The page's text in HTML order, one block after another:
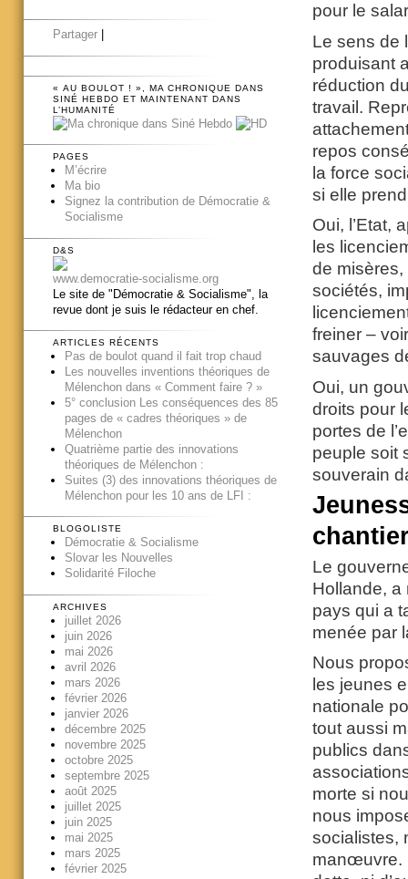
pour le
Le sens de
produisant
réduction
travail.
repos
la force
si elle
Oui, l’Etat,
les
de
sociétés,
freiner –
sauvages
Oui, un
droits pour
portes de
peuple soit
souverain
Le
Hollande,
pays qui a
menée par
Nous
les jeunes
nationale
tout aussi
publics
morte si
nous
socialistes,
manœuvre.
Partager
« AU BOULOT ! », MA CHRONIQUE DANS
SINÉ HEBDO ET MAINTENANT DANS
L’HUMANITÉ
PAGES
M’écrire
Ma bio
Signez la contribution de Démocratie &
Socialisme
D&S
www.democratie-socialisme.org
Le site de "Démocratie & Socialisme", la
revue dont je suis le rédacteur en chef.
ARTICLES RÉCENTS
Pas de boulot quand il fait trop chaud
Les nouvelles inventions théoriques de
Mélenchon dans « Comment faire ? »
5° conclusion Les conséquences des 85
pages de « cadres théoriques » de
Mélenchon
Quatrième partie des innovations
théoriques de Mélenchon :
Suites (3) des innovations théoriques de
Mélenchon pour les 10 ans de LFI :
BLOGOLISTE
Démocratie & Socialisme
Slovar les Nouvelles
Solidarité Filoche
ARCHIVES
juillet 2026
juin 2026
mai 2026
avril 2026
mars 2026
février 2026
janvier 2026
décembre 2025
novembre 2025
octobre 2025
septembre 2025
août 2025
juillet 2025
juin 2025
mai 2025
mars 2025
février 2025